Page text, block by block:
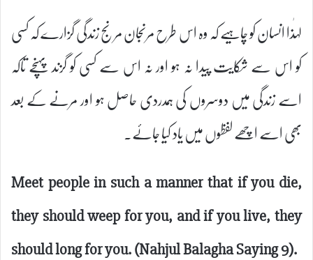
لہٰذا انسان کو چاہیے کہ وہ اس طرح مرنجان مرنج زندگی گزارے کہ کسی
کو اس سے شکایت پیدا نہ ہو اور نہ اس سے کسی کو گزند پہنچے تاکہ
اسے زندگی میں دوسروں کی ہمدردی حاصل ہو اور مرنے کے بعد
بھی اسے اچھے لفظوں میں یاد کیا جائے۔
Meet people in such a manner that if you die,
they should weep for you, and if you live, they
should long for you. (Nahjul Balagha Saying 9).